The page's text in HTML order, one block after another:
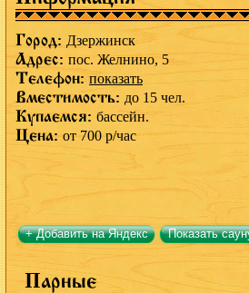
Город: Дзержинск
Адрес: пос. Желнино, 5
Телефон: показать
Вместимость: до 15 чел.
Купаемся: бассейн.
Цена: от 700 р/час
+ Добавить на Яндекс Показать
Парные